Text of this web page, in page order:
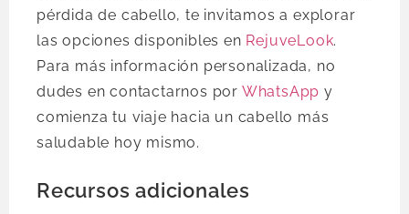
pérdida de cabello, te invitamos a explorar
las opciones disponibles en RejuveLook.
Para más información personalizada, no
dudes en contactarnos por WhatsApp y
comienza tu viaje hacia un cabello más
saludable hoy mismo.
Recursos adicionales